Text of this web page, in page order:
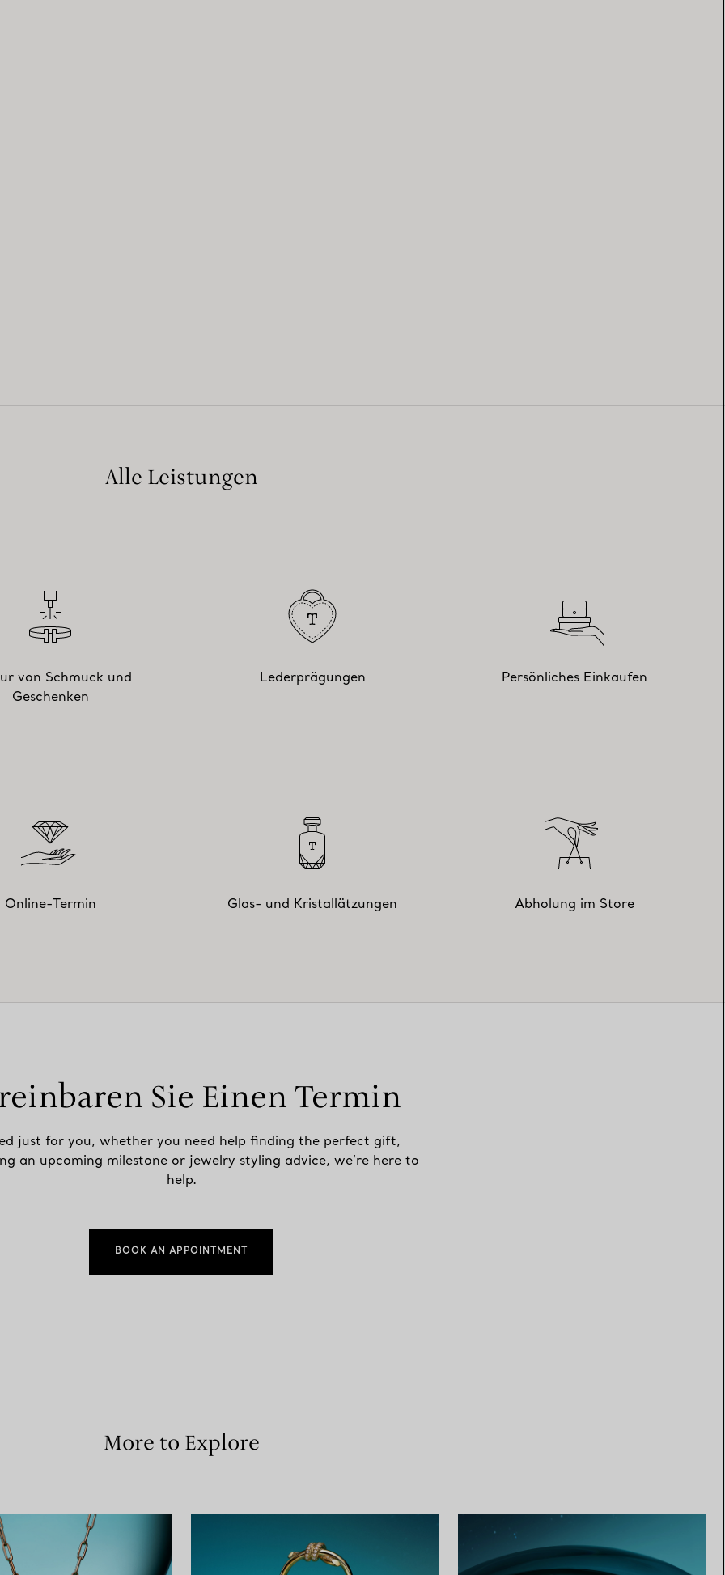
Alle Leistungen
von Schmuck und
Geschenken
Lederprägungen Persönliches Einkaufen
Online-Termin Glas- und Kristallätzungen Abholung im Store
Sie Einen Termin
just for you, whether you need help finding the perfect gift,
an upcoming milestone or jewelry styling advice, we’re here to
help.
BOOK AN APPOINTMENT
More to Explore